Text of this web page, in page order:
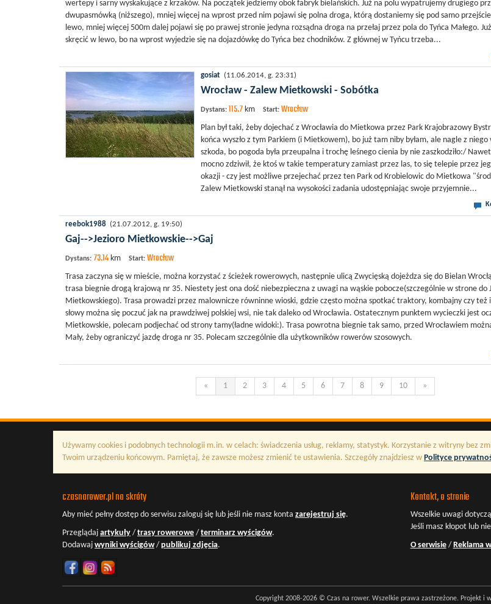
wertepy i sarny wyskakujące z krzaków. Na początek jedziemy obok fabryk bielańskich. Już na polu wypatrujemy drugiego
dwupasmówką (niższego), mniej więcej na wprost przed nim pojawi się polna droga, którą dostaniemy się pod samo
lewo, mniej więcej 500m dalej pojawi się po prawej stronie jedyna rozsądna droga na przełaj przez pola do Tyńca Małego.
skręcić w lewo, bo na wprost wyjedzie się na dojazdówkę do Tyńca bez chodników. Z głównej w Tyńcu trzeba...
gosiat (11.06.2014, g. 23:31)
Wrocław - Zalew Mietkowski - Sobótka
Dystans: 115.7 km Start: Wrocław
Plan był taki, żeby dojechać z Wrocławia do Mietkowa przez Park Krajobrazowy
końca wyszło z tym Parkiem (i Mietkowem), bo już tam niby byłam, ale nagle z niego
szkoda, bo pogoda była przeupalna i trochę leśnego cienia by nie zaszkodziło:/
mocno zdziwił, że ktoś w takie temperatury zamiast przez las, to się telepie przez
okazji - czy jest możliwe przejechać przez ten Park od Krobielowic do Mietkowa
Zalew Mietkowski stanął na wysokości zadania udostępniając swoje przyjemnie...
reebok1988 (21.07.2012, g. 19:50)
Gaj-->Jezioro Mietkowskie-->Gaj
Dystans: 73.14 km Start: Wrocław
Trasa zaczyna się w mieście, można korzystać z ścieżek rowerowych, następnie ulicą Zwycięską dojeżdza się do Bielan
trasa biegnie drogą krajową nr 35. Niestety jest ona dość niebezpieczna z uwagi na wąskie pobocze(szczególnie w strone do
Mietkowskiego). Trasa prowadzi przez malownicze równinne wioski, gdzie często można spotkać traktory, kombajny czy też
słowy można się poczuć jak na prawdziwej polskiej wsi, nie tak daleko od Wrocławia. Ostatecznym punktem wycieczki jest
Mietkowskie, polecam podjechać od strony tamy(ładne widoki:). Trasa powrotna biegnie tak samo, przed Wrocławiem
Mały, żeby ograniczyć jazdę droga nr 35. Polecam szczególnie dla użytkowników rowerów szosowych.
« 1 2 3 4 5 6 7 8 9 10 »
Używamy cookies i podobnych technologii m.in. w celach: świadczenia usług, reklamy, statystyk. Korzystanie z witryny bez
Twoim urządzeniu końcowym. Pamiętaj, że zawsze możesz zmienić te ustawienia. Szczegóły znajdziesz w Polityce
czasnarower.pl na skróty
Aby mieć pełny dostęp do serwisu zaloguj się lub jeśli nie masz konta zarejestruj się.
Przeglądaj artykuły / trasy rowerowe / terminarz wyścigów.
Dodawaj wyniki wyścigów/ publikuj zdjęcia.
Kontakt, o stronie
Wszelkie uwagi
Jeśli masz kłopot lub
O serwisie/ Reklama
Copyright 2008-2026 © Czas na rower. Wszelkie prawa zastrzeżone. Projekt i